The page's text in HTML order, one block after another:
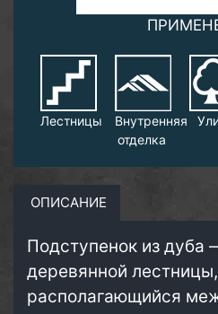
Лестницы
Внутренняя
отделка
ОПИСАНИЕ
Подступенок из дуба
деревянной
располагающийся